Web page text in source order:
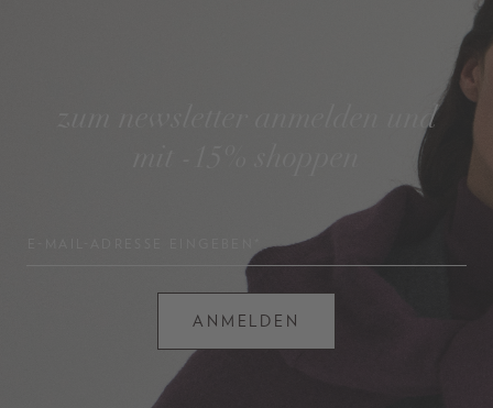
zum newsletter anmelden und
ANMELDEN